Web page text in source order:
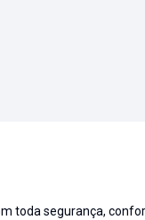
toda segurança,